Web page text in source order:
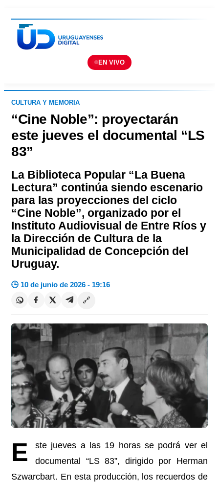
EN VIVO
CULTURA Y MEMORIA
“Cine Noble”: proyectarán
este jueves el documental “LS
83”
La Biblioteca Popular “La Buena
Lectura” continúa siendo escenario
para las proyecciones del ciclo
“Cine Noble”, organizado por el
Instituto Audiovisual de Entre Ríos y
la Dirección de Cultura de la
Municipalidad de Concepción del
Uruguay.
🕒 10 de junio de 2026 - 19:16
🔗
E
ste jueves a las 19 horas se podrá ver el
documental “LS 83”, dirigido por Herman
Szwarcbart. En esta producción, los recuerdos de